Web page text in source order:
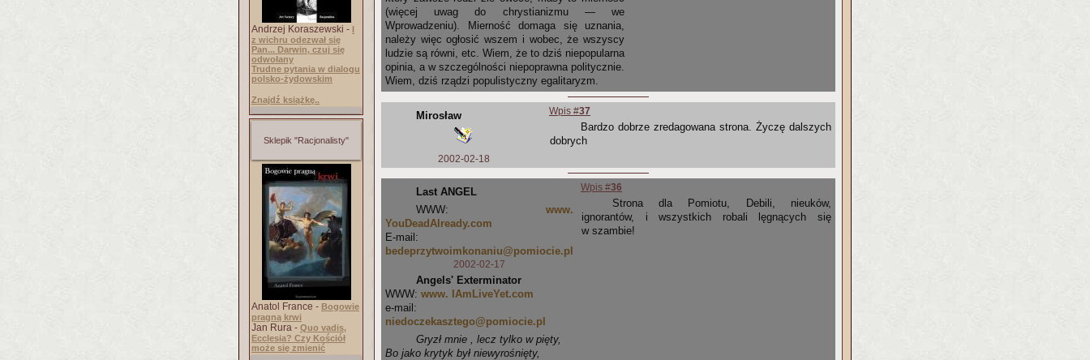
Andrzej Koraszewski - I
z wichru odezwał się
Pan... Darwin, czuj się
odwołany
Trudne pytania w dialogu
polsko-żydowskim
Znajdź książkę..
Sklepik "Racjonalisty"
Anatol France - Bogowie
pragną krwi
Jan Rura - Quo vadis,
Ecclesia? Czy Kościół
może się zmienić
(więcej uwag do chrystianizmu — we
Wprowadzeniu). Mierność domaga się uznania,
należy więc ogłosić wszem i wobec, że wszyscy
ludzie są równi, etc. Wiem, że to dziś niepopularna
opinia, a w szczególności niepoprawna politycznie.
Wiem, dziś rządzi populistyczny egalitaryzm.
Mirosław
2002-02-18
Wpis #37
Bardzo dobrze zredagowana strona. Życzę dalszych
dobrych
Last ANGEL
WWW: www.
YouDeadAlready.com
E-mail:
bedeprzytwoimkonaniu@pomiocie.pl
2002-02-17
Angels' Exterminator
WWW: www. IAmLiveYet.com
e-mail:
niedoczekasztego@pomiocie.pl
Gryzł mnie , lecz tylko w pięty,
Bo jako krytyk był niewyrośnięty,
Wpis #36
Strona dla Pomiotu, Debili, nieuków,
ignorantów, i wszystkich robali lęgnących się
w szambie!